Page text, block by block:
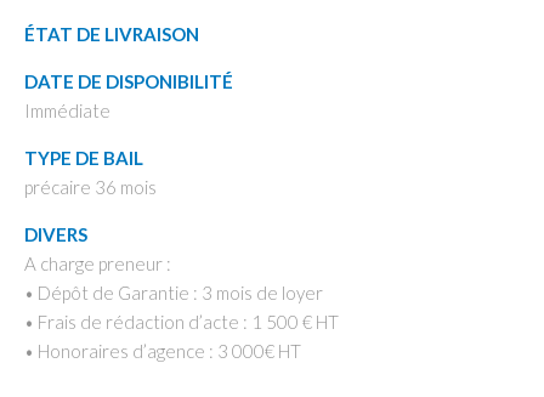
ÉTAT DE LIVRAISON
DATE DE DISPONIBILITÉ
Immédiate
TYPE DE BAIL
précaire 36 mois
DIVERS
A charge preneur :
• Dépôt de Garantie : 3 mois de loyer
• Frais de rédaction d’acte : 1 500 € HT
• Honoraires d’agence : 3 000€ HT